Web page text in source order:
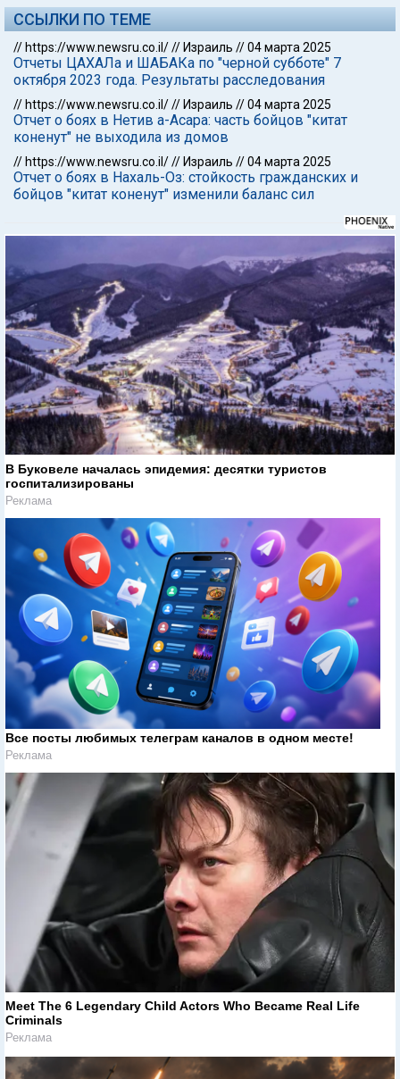
ССЫЛКИ ПО ТЕМЕ
// https://www.newsru.co.il/// Израиль //04 марта 2025
Отчеты ЦАХАЛа и ШАБАКа по "черной субботе" 7
октября 2023 года. Результаты расследования
// https://www.newsru.co.il/// Израиль //04 марта 2025
Отчет о боях в Нетив а-Асара: часть бойцов "китат
коненут" не выходила из домов
// https://www.newsru.co.il/// Израиль //04 марта 2025
Отчет о боях в Нахаль-Оз: стойкость гражданских и
бойцов "китат коненут" изменили баланс сил
В Буковеле началась эпидемия: десятки туристов
госпитализированы
Реклама
Все посты любимых телеграм каналов в одном месте!
Реклама
Meet The 6 Legendary Child Actors Who Became Real Life
Criminals
Реклама